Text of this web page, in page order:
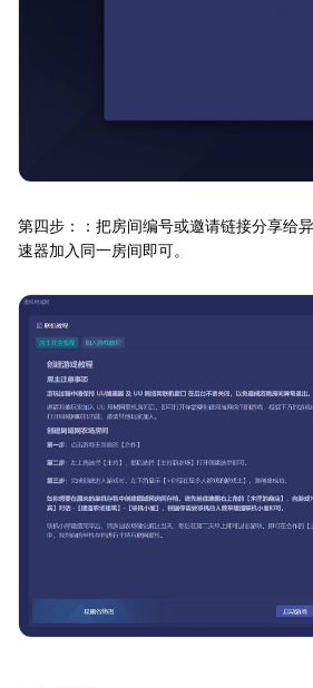
第四步：：把房间编号或邀请链接分享给
速器加入同一房间即可。